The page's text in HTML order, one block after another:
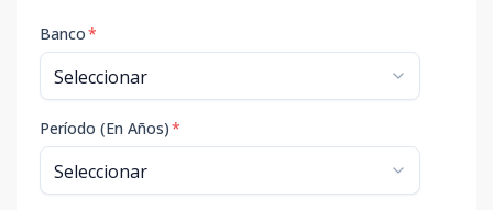
Banco*
Período (En Años)*